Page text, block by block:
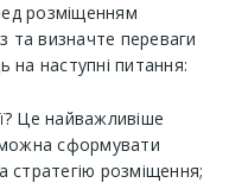
розміщенням
та визначте переваги
на наступні питання:
Це найважливіше
сформувати
стратегію розміщення;